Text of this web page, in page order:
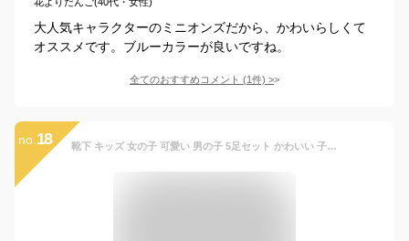
大人気キャラクターのミニオンズだから、かわいらしくて
オススメです。ブルーカラーが良いですね。
全てのおすすめコメント (1件) >
no. 18 靴下 キッズ 女の子 可愛い 男の子 5足セット かわいい 子供 子ども ベビー ソックス ショートソックス ゆったり 履き口 シンプル おしゃれ 花柄 ドット ボーダー 春 秋 冬